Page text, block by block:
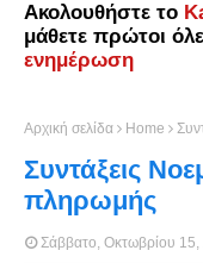
Ακολουθήστε το
μάθετε πρώτοι
ενημέρωση
Αρχική σελίδα Home
Συντάξεις
πληρωμής
Σάββατο, Οκτωβρίου 15,